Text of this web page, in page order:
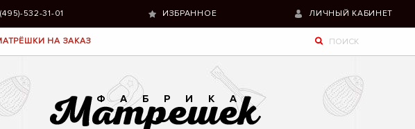
532-31-01 ИЗБРАННОЕ ЛИЧНЫЙ КАБИНЕТ
НА ЗАКАЗ